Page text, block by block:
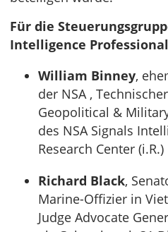
Für die
Intelligence
William Binney,
der NSA ,
Geopolitical &
des NSA Signals
Research Center (i.R.)
Richard Black,
Marine-Offizier in
Judge Advocate